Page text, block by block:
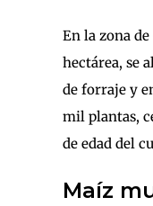
En la zona
hectárea, se
de forraje y
mil plantas,
de edad del
Maíz